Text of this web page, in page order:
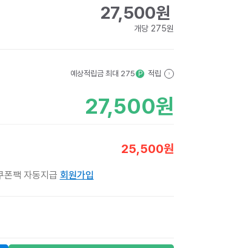
27,500원
개당 275원
예상적립금 최대 275 P 적립 ?
27,500원
25,500원
폰팩 자동지급 회원가입